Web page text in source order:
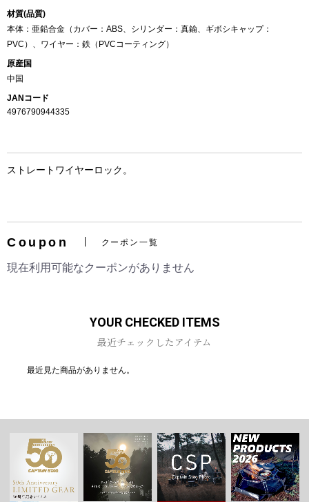
材質(品質)
本体：亜鉛合金（カバー：ABS、シリンダー：真鍮、ギボシキャップ：
PVC）、ワイヤー：鉄（PVCコーティング）
原産国
中国
JANコード
4976790944335
ストレートワイヤーロック。
Coupon クーポン一覧
現在利用可能なクーポンがありません
YOUR CHECKED ITEMS
最近チェックしたアイテム
最近見た商品がありません。